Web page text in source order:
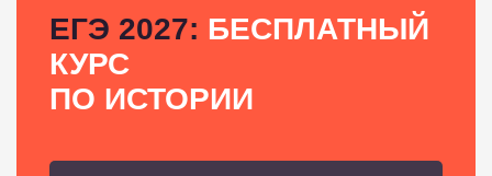
ЕГЭ 2027: БЕСПЛАТНЫЙ
КУРС
ПО ИСТОРИИ